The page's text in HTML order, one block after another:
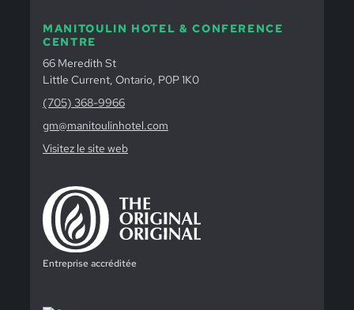
MANITOULIN HOTEL & CONFERENCE
CENTRE
66 Meredith St
Little Current, Ontario, P0P 1K0
(705) 368-9966
gm@manitoulinhotel.com
Visitez le site web
Entreprise accréditée